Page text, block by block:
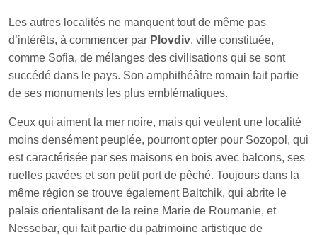
Les autres localités ne manquent tout de même pas
d’intérêts, à commencer par Plovdiv, ville constituée,
comme Sofia, de mélanges des civilisations qui se sont
succédé dans le pays. Son amphithéâtre romain fait partie
de ses monuments les plus emblématiques.
Ceux qui aiment la mer noire, mais qui veulent une localité
moins densément peuplée, pourront opter pour Sozopol, qui
est caractérisée par ses maisons en bois avec balcons, ses
ruelles pavées et son petit port de pêché. Toujours dans la
même région se trouve également Baltchik, qui abrite le
palais orientalisant de la reine Marie de Roumanie, et
Nessebar, qui fait partie du patrimoine artistique de